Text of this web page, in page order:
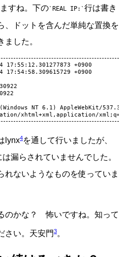
すね。下の REAL IP:
行は書き
、ドットを含んだ単純な置換を
した。
+0900
+0900
lynx4を通して行いましたが、
は漏らされていませんでした。
れないようなものを使っていま
のかな？ 怖いですね。知って
さい。天安門3。